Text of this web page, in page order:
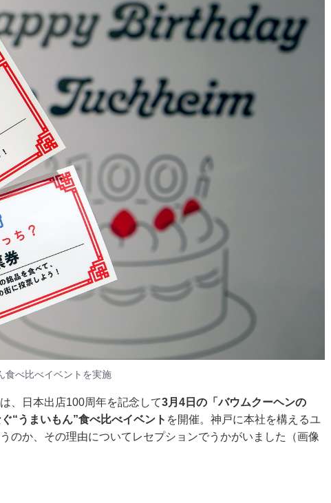
食べ比べイベントを実施
は、日本出店100周年を記念して3月4日の「バウムクーヘンの
“うまいもん”食べ比べイベント を開催。神戸に本社を構えるユ
のか、その理由についてレセプションでうかがいました（画像